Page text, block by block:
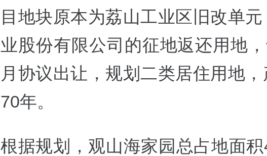
目地块原本为荔山工业区旧改单
业股份有限公司的征地返还用地
月协议出让，规划二类居住用地
70年。
根据规划，观山海家园总占地面积